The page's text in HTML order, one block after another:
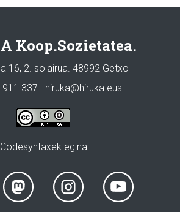
Koop.Sozietatea.
16, 2. solairua. 48992 Getxo
337 · hiruka@hiruka.eus
Codesyntaxek egina